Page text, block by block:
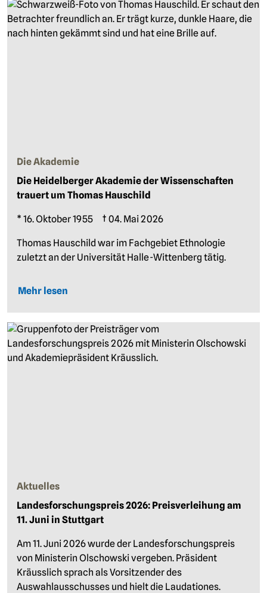
Die Akademie
Die Heidelberger Akademie der Wissenschaften
trauert um Thomas Hauschild
* 16. Oktober 1955 † 04. Mai 2026
Thomas Hauschild war im Fachgebiet Ethnologie
zuletzt an der Universität Halle-Wittenberg tätig.
Mehr lesen
Aktuelles
Landesforschungspreis 2026: Preisverleihung am
11. Juni in Stuttgart
Am 11. Juni 2026 wurde der Landesforschungspreis
von Ministerin Olschowski vergeben. Präsident
Kräusslich sprach als Vorsitzender des
Auswahlausschusses und hielt die Laudationes.